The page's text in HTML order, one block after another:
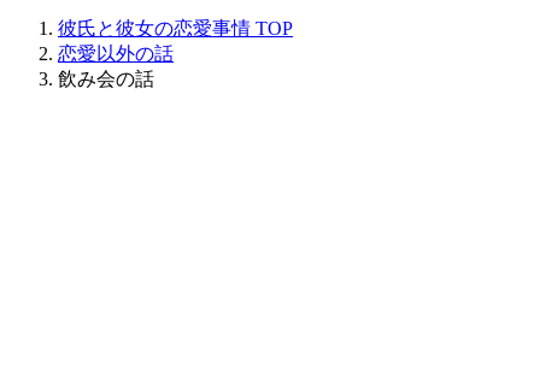
彼氏と彼女の恋愛事情 TOP
恋愛以外の話
飲み会の話